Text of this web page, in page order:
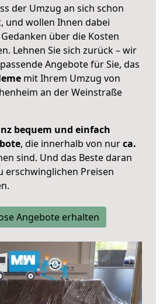
der Umzug an sich schon
und wollen Ihnen dabei
über die Kosten
Lehnen Sie sich zurück – wir
Angebote für Sie, das
mit Ihrem Umzug von
an der Weinstraße
bequem und einfach
, die innerhalb von nurca.
sind. Und das Beste daran
erschwinglichen Preisen
Angebote erhalten